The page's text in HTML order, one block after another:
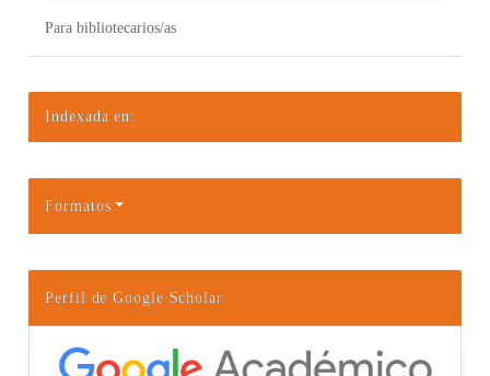
Para bibliotecarios/as
Indexada en:
Formatos
Perfil de Google Scholar